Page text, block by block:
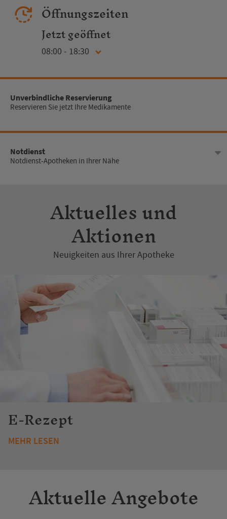
Öffnungszeiten
Jetzt geöffnet
08:00 - 18:30
Montag 08:00 - 18:30
Dienstag 08:00 - 18:30
Mittwoch 08:00 - 18:30
Donnerstag 08:00 - 18:30
Samstag 08:00 - 13:00
Unverbindliche Reservierung
Reservieren Sie jetzt Ihre Medikamente
Notdienst
Notdienst-Apotheken in Ihrer Nähe
Aktuelles und
Aktionen
Neuigkeiten aus Ihrer Apotheke
E-Rezept
MEHR LESEN
Aktuelle Angebote